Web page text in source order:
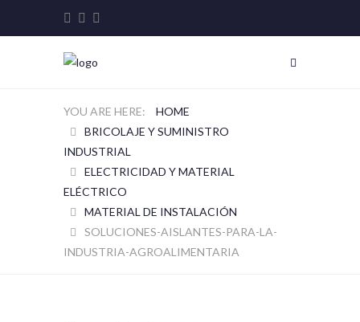
HOME
BRICOLAJE Y SUMINISTRO
INDUSTRIAL
ELECTRICIDAD Y MATERIAL
ELÉCTRICO
MATERIAL DE INSTALACIÓN
SOLUCIONES-AISLANTES-PARA-LA-
INDUSTRIA-AGROALIMENTARIA